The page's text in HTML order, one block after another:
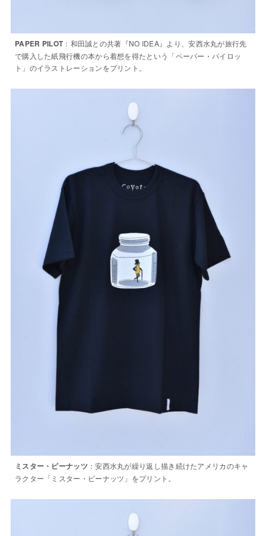
PAPER PILOT ：和田誠との共著『NO IDEA』より、安西水丸が旅行先
で購入した紙飛行機の本から着想を得たという「ペーパー・パイロッ
ト」のイラストレーションをプリント。
ミスター・ピーナッツ ：安西水丸が繰り返し描き続けたアメリカのキャ
ラクター「ミスター・ピーナッツ」をプリント。